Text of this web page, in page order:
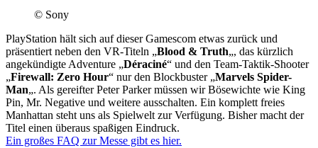
© Sony
PlayStation hält sich auf dieser Gamescom etwas zurück und
präsentiert neben den VR-Titeln „Blood & Truth„, das kürzlich
angekündigte Adventure „Déraciné“ und den Team-Taktik-Shooter
„Firewall: Zero Hour“ nur den Blockbuster „Marvels Spider-
Man„. Als gereifter Peter Parker müssen wir Bösewichte wie King
Pin, Mr. Negative und weitere ausschalten. Ein komplett freies
Manhattan steht uns als Spielwelt zur Verfügung. Bisher macht der
Titel einen überaus spaßigen Eindruck.
Ein großes FAQ zur Messe gibt es hier.